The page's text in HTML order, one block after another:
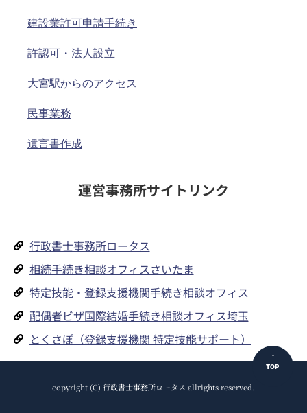
建設業許可申請手続き
許認可・法人設立
大宮駅からのアクセス
民事業務
遺言書作成
運営事務所サイトリンク
行政書士事務所ロータス
相続手続き相談オフィスさいたま
特定技能・登録支援機関手続き相談オフィス
配偶者ビザ国際結婚手続き相談オフィス埼玉
とくさぽ（登録支援機関 特定技能サポート）
copyright (C) 行政書士事務所ロータス allrights reserved.
↑
TOP